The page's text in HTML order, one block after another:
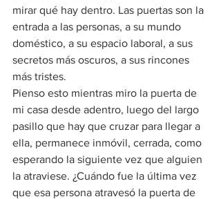
mirar qué hay dentro. Las puertas son la
entrada a las personas, a su mundo
doméstico, a su espacio laboral, a sus
secretos más oscuros, a sus rincones
más tristes.
Pienso esto mientras miro la puerta de
mi casa desde adentro, luego del largo
pasillo que hay que cruzar para llegar a
ella, permanece inmóvil, cerrada, como
esperando la siguiente vez que alguien
la atraviese. ¿Cuándo fue la última vez
que esa persona atravesó la puerta de